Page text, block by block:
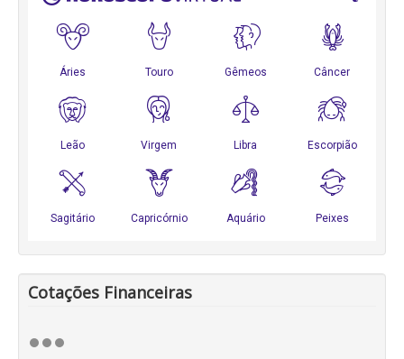
Cotações Financeiras